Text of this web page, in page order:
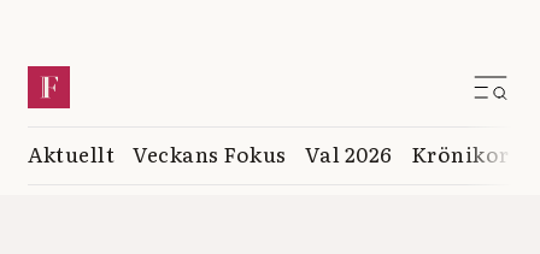
Aktuellt Veckans Fokus Val 2026 Krönikor